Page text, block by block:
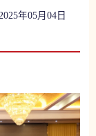
年05月04日